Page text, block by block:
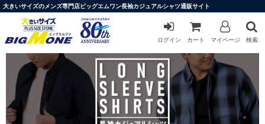
大きいサイズのメンズ専門店ビッグエムワン長袖カジュアルシャツ通販サイト
ログイン カート マイページ 検索